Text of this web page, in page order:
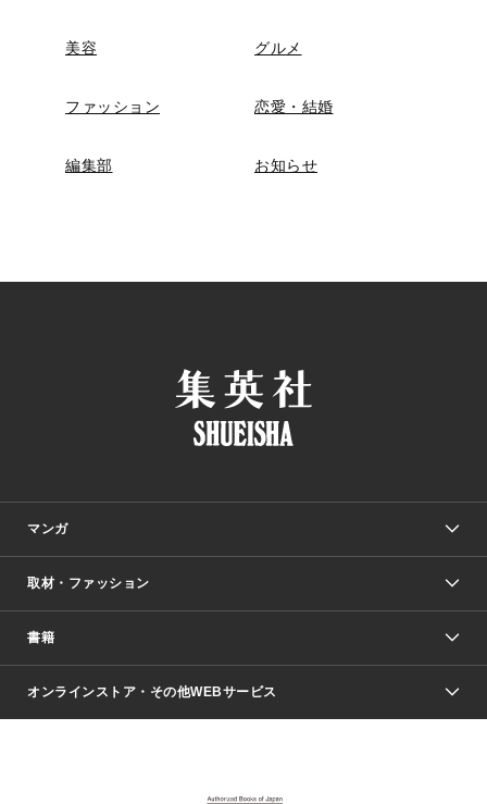
美容 グルメ
ファッション 恋愛・結婚
編集部 お知らせ
マンガ
少年マンガ
Vジャンプ
週刊ヤングジャンプ
少女マンガ
取材・ファッション
Seventeen
芸能・情報・スポーツ
書籍
文芸・文庫・総合
オンラインストア・その他WEBサービス